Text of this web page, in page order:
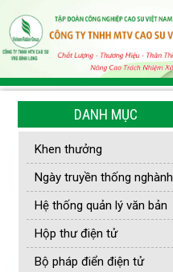
DANH MỤC
Khen thưởng
Ngày truyền thống nghành
Hệ thống quản lý văn bản
Hộp thư điện tử
Bộ pháp điển điện tử